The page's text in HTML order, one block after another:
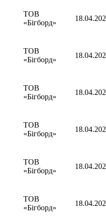
ТОВ
«Бігборд»
ТОВ
«Бігборд»
ТОВ
«Бігборд»
ТОВ
«Бігборд»
ТОВ
«Бігборд»
ТОВ
«Бігборд»